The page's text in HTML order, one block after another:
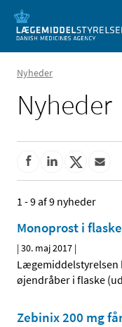
Nyheder
Nyheder
1 - 9 af 9 nyheder
Monoprost i
|30. maj 2017 |
Lægemiddelstyrelsen
øjendråber i flaske
Zebinix 200 mg